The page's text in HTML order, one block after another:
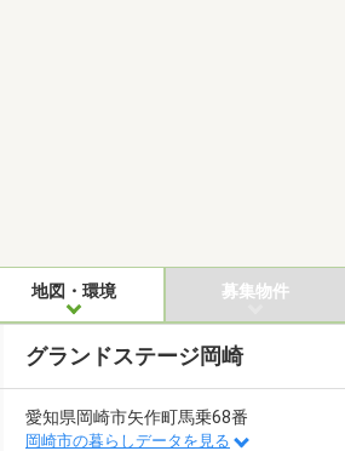
地図・環境 募集物件
グランドステージ岡崎
愛知県岡崎市矢作町馬乗68番
岡崎市の暮らしデータを見る